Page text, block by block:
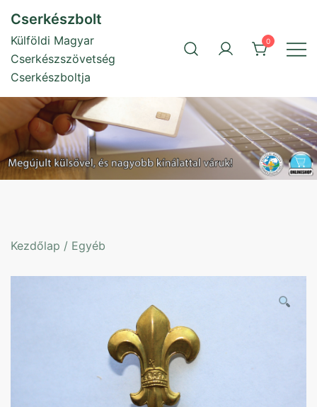
content
Cserkészbolt
Külföldi Magyar
Cserkészszövetség
Cserkészboltja
0
Kezdőlap / Egyéb